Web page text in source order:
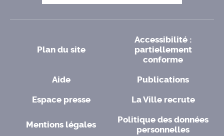
Plan du site
Accessibilité :
partiellement
conforme
Aide
Publications
Espace presse
La Ville recrute
Mentions légales
Politique des données
personnelles